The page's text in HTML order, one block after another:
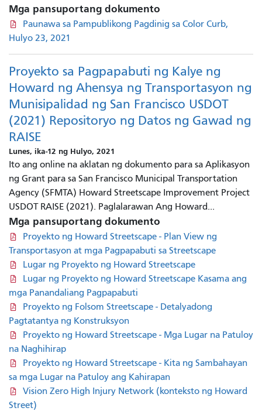
Mga pansuportang dokumento
Paunawa sa Pampublikong Pagdinig sa Color Curb,
Hulyo 23, 2021
Proyekto sa Pagpapabuti ng Kalye ng
Howard ng Ahensya ng Transportasyon ng
Munisipalidad ng San Francisco USDOT
(2021) Repositoryo ng Datos ng Gawad ng
RAISE
Lunes, ika-12 ng Hulyo, 2021
Ito ang online na aklatan ng dokumento para sa Aplikasyon
ng Grant para sa San Francisco Municipal Transportation
Agency (SFMTA) Howard Streetscape Improvement Project
USDOT RAISE (2021). Paglalarawan Ang Howard...
Mga pansuportang dokumento
Proyekto ng Howard Streetscape - Plan View ng
Transportasyon at mga Pagpapabuti sa Streetscape
Lugar ng Proyekto ng Howard Streetscape
Lugar ng Proyekto ng Howard Streetscape Kasama ang
mga Panandaliang Pagpapabuti
Proyekto ng Folsom Streetscape - Detalyadong
Pagtatantya ng Konstruksyon
Proyekto ng Howard Streetscape - Mga Lugar na Patuloy
na Naghihirap
Proyekto ng Howard Streetscape - Kita ng Sambahayan
sa mga Lugar na Patuloy ang Kahirapan
Vision Zero High Injury Network (konteksto ng Howard
Street)